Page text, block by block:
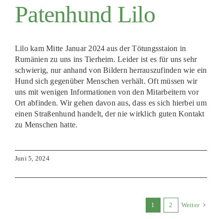
Patenhund Lilo
Lilo kam Mitte Januar 2024 aus der Tötungsstaion in
Rumänien zu uns ins Tierheim. Leider ist es für uns sehr
schwierig, nur anhand von Bildern herrauszufinden wie ein
Hund sich gegenüber Menschen verhält. Oft müssen wir
uns mit wenigen Informationen von den Mitarbeitern vor
Ort abfinden. Wir gehen davon aus, dass es sich hierbei um
einen Straßenhund handelt, der nie wirklich guten Kontakt
zu Menschen hatte.
Juni 5, 2024
1 2 Weiter